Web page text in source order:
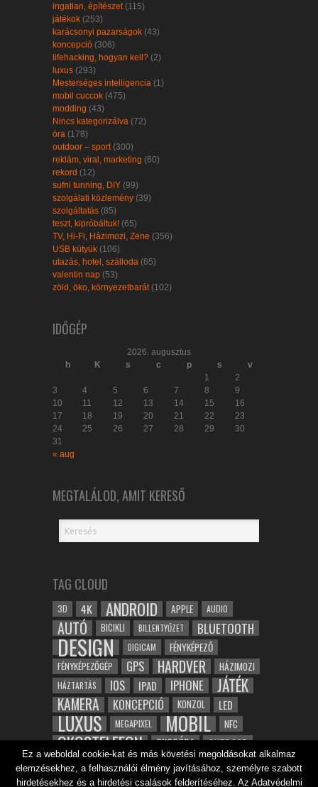
ingatlan, építészet(115)
játékok (253)
karácsonyi pazarságok (43)
koncepció (306)
lifehacking, hogyan kell? (2)
luxus (293)
Mesterséges intelligencia (1)
mobil cuccok (475)
modding (43)
Nincs kategorizálva (72)
óra (178)
outdoor – sport(300)
reklám, viral, marketing (60)
rekord (12)
sufni tunning, DIY (99)
szolgálati közlemény (39)
szolgáltatás (85)
teszt, kipróbáltuk! (65)
TV, Hi-Fi, Házimozi, Zene (356)
USB kütyük (106)
utazás, hotel, szálloda (65)
valentin nap (53)
zöld, öko, környezetbarát(102)
IDŐGÉP
2026. augusztus
h
K s c p s
v
1
2
3
4 5 6 7 8
9
10
11 12 13 14 15
16
17
18 19 20 21 22
23
24
25 26 27 28 29
30
31
« aug
MEGTALÁLOD, AMIT KERESŐ
TAG CLOUD
3D 4K ANDROID APPLE AUDIO
AUTÓ BICIKLI BILLENTYŰZET BLUETOOTH
DESIGN DIGICAM FÉNYKÉPEZŐ
FÉNYKÉPEZŐGÉP GPS HARDVER HÁZIMOZI
HÁZTARTÁS IOS IPAD IPHONE JÁTÉK
KAMERA KONCEPCIÓ KONZOL LED
LUXUS MEGAPIXEL MOBIL NFC
OKOSTELEFON OKOSÓRA OUTDOOR
ROBOT SAMSUNG SPORT TABLET
TESZT VIDEÓ VÍZÁLLÓ WIFI ZENE ZÖLD
Ez a weboldal cookie-kat és más követési megoldásokat alkalmaz
elemzésekhez, a felhasználói élmény javításához, személyre szabott
hirdetésekhez és a hirdetési csalások felderítéséhez. Az Adatvédelmi